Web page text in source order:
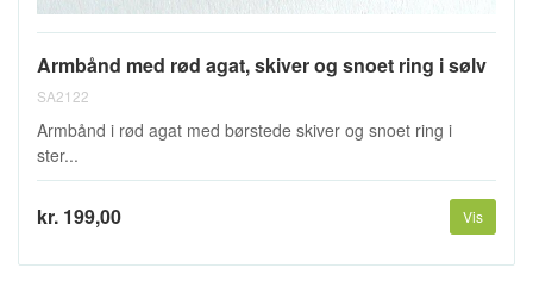
Armbånd med rød agat, skiver og snoet ring i sølv
SA2122
Armbånd i rød agat med børstede skiver og snoet ring i
ster...
kr. 199,00 Vis